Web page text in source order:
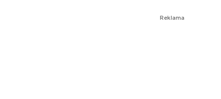
Reklama